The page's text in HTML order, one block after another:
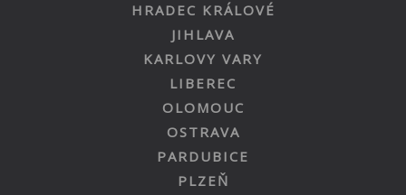
HRADEC KRÁLOVÉ
JIHLAVA
KARLOVY VARY
LIBEREC
OLOMOUC
OSTRAVA
PARDUBICE
PLZEŇ